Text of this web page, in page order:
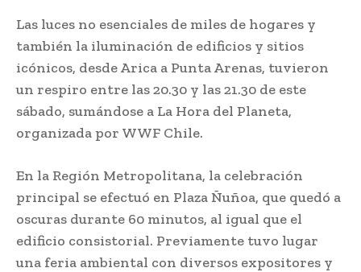
Las luces no esenciales de miles de hogares y
también la iluminación de edificios y sitios
icónicos, desde Arica a Punta Arenas, tuvieron
un respiro entre las 20.30 y las 21.30 de este
sábado, sumándose a La Hora del Planeta,
organizada por WWF Chile.
En la Región Metropolitana, la celebración
principal se efectuó en Plaza Ñuñoa, que quedó a
oscuras durante 60 minutos, al igual que el
edificio consistorial. Previamente tuvo lugar
una feria ambiental con diversos expositores y